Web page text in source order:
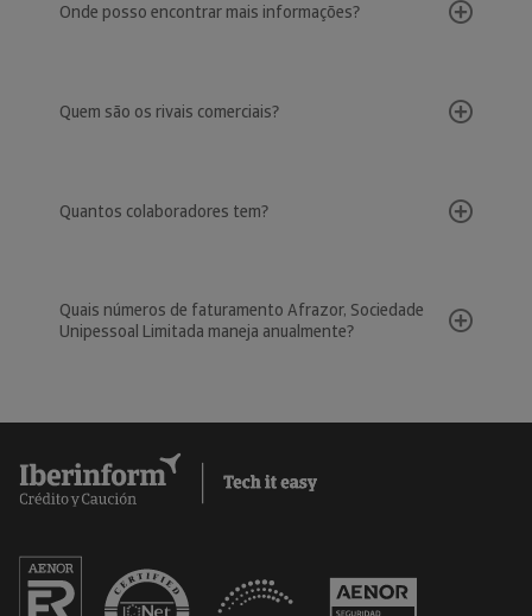
Onde posso encontrar mais informações?
Quem são os rivais comerciais?
Quantos colaboradores tem?
Quais números de faturamento Afrazor, Sociedade
Unipessoal Limitada maneja anualmente?